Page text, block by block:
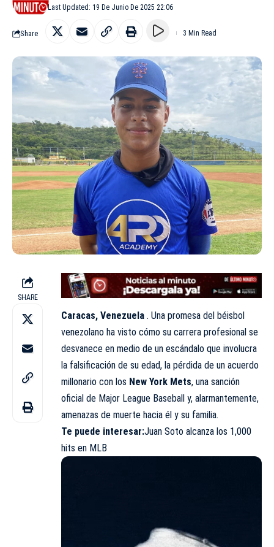
Last Updated: 19 De Junio De 2025 22:06
Share 3 Min Read
SHARE
Caracas, Venezuela . Una promesa del béisbol
venezolano ha visto cómo su carrera profesional se
desvanece en medio de un escándalo que involucra
la falsificación de su edad, la pérdida de un acuerdo
millonario con los New York Mets, una sanción
oficial de Major League Baseball y, alarmantemente,
amenazas de muerte hacia él y su familia.
Te puede interesar:Juan Soto alcanza los 1,000
hits en MLB